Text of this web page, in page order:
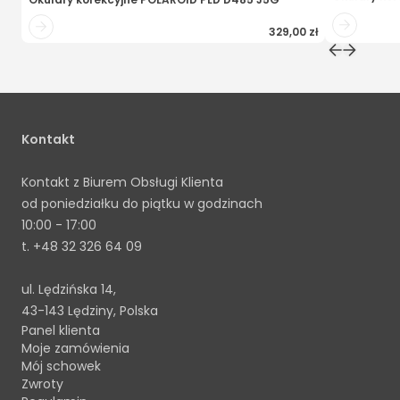
329,00 zł
Kontakt
Kontakt z Biurem Obsługi Klienta
od poniedziałku do piątku w godzinach
10:00 - 17:00
t. +48 32 326 64 09
ul. Lędzińska 14,
43-143 Lędziny, Polska
Panel klienta
Moje zamówienia
Mój schowek
Zwroty